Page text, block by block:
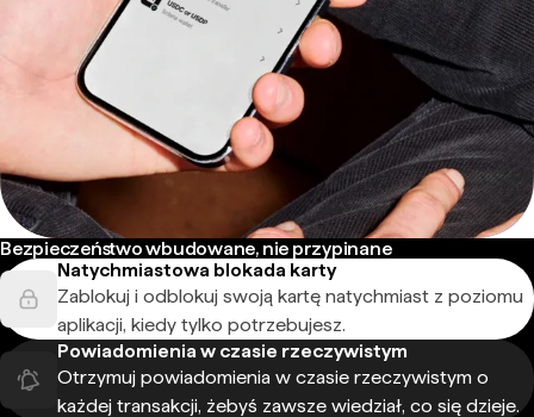
Bezpieczeństwo wbudowane, nie przypinane
Natychmiastowa blokada karty
Zablokuj i odblokuj swoją kartę natychmiast z poziomu
aplikacji, kiedy tylko potrzebujesz.
Powiadomienia w czasie rzeczywistym
Otrzymuj powiadomienia w czasie rzeczywistym o
każdej transakcji, żebyś zawsze wiedział, co się dzieje.